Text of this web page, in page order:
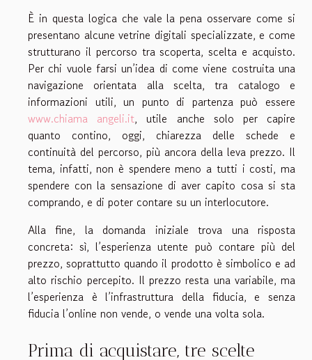
È in questa logica che vale la pena osservare come si
presentano alcune vetrine digitali specializzate, e come
strutturano il percorso tra scoperta, scelta e acquisto.
Per chi vuole farsi un’idea di come viene costruita una
navigazione orientata alla scelta, tra catalogo e
informazioni utili, un punto di partenza può essere
www.chiama angeli.it, utile anche solo per capire
quanto contino, oggi, chiarezza delle schede e
continuità del percorso, più ancora della leva prezzo. Il
tema, infatti, non è spendere meno a tutti i costi, ma
spendere con la sensazione di aver capito cosa si sta
comprando, e di poter contare su un interlocutore.
Alla fine, la domanda iniziale trova una risposta
concreta: sì, l’esperienza utente può contare più del
prezzo, soprattutto quando il prodotto è simbolico e ad
alto rischio percepito. Il prezzo resta una variabile, ma
l’esperienza è l’infrastruttura della fiducia, e senza
fiducia l’online non vende, o vende una volta sola.
Prima di acquistare, tre scelte